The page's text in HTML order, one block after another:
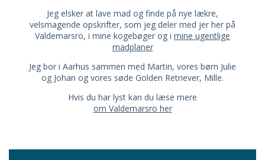
Jeg elsker at lave mad og finde på nye lækre,
velsmagende opskrifter, som jeg deler med jer her på
Valdemarsro, i mine kogebøger og i mine ugentlige
madplaner
Jeg bor i Aarhus sammen med Martin, vores børn Julie
og Johan og vores søde Golden Retriever, Mille.
Hvis du har lyst kan du læse mere
om Valdemarsro her